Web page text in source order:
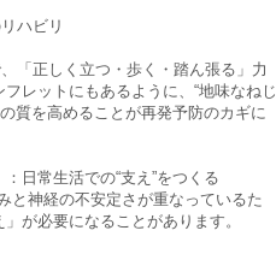
ハビリ
「正しく立つ・歩く・踏ん張る」力
レットにもあるように、“地味なねじ
質を高めることが再発予防のカギに
日常生活での“支え”をつくる
と神経の不安定さが重なっているた
が必要になることがあります。